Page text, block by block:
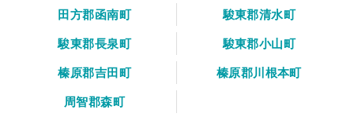
田方郡函南町
駿東郡清水町
駿東郡長泉町
駿東郡小山町
榛原郡吉田町
榛原郡川根本町
周智郡森町